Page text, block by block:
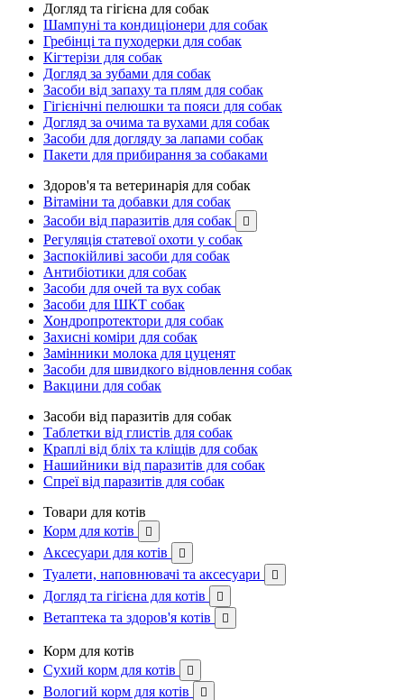
Догляд та гігієна для собак
Шампуні та кондиціонери для собак
Гребінці та пуходерки для собак
Кігтерізи для собак
Догляд за зубами для собак
Засоби від запаху та плям для собак
Гігієнічні пелюшки та пояси для собак
Догляд за очима та вухами для собак
Засоби для догляду за лапами собак
Пакети для прибирання за собаками
Здоров'я та ветеринарія для собак
Вітаміни та добавки для собак
Засоби від паразитів для собак

Регуляція статевої охоти у собак
Заспокійливі засоби для собак
Антибіотики для собак
Засоби для очей та вух собак
Засоби для ШКТ собак
Хондропротектори для собак
Захисні коміри для собак
Замінники молока для цуценят
Засоби для швидкого відновлення собак
Вакцини для собак
Засоби від паразитів для собак
Таблетки від глистів для собак
Краплі від бліх та кліщів для собак
Нашийники від паразитів для собак
Спреї від паразитів для собак
Товари для котів
Корм для котів

Аксесуари для котів 
Туалети, наповнювачі та аксесуари 
Догляд та гігієна для котів 
Ветаптека та здоров'я котів 
Корм для котів
Сухий корм для котів

Вологий корм для котів 